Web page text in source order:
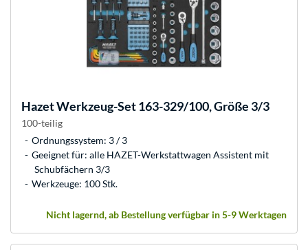
HazetWerkzeug-Set 163-329/100, Größe 3/3
100-teilig
Ordnungssystem: 3 / 3
Geeignet für: alle HAZET-Werkstattwagen Assistent mit
Schubfächern 3/3
Werkzeuge: 100 Stk.
Nicht lagernd, ab Bestellung verfügbar in 5-9 Werktagen